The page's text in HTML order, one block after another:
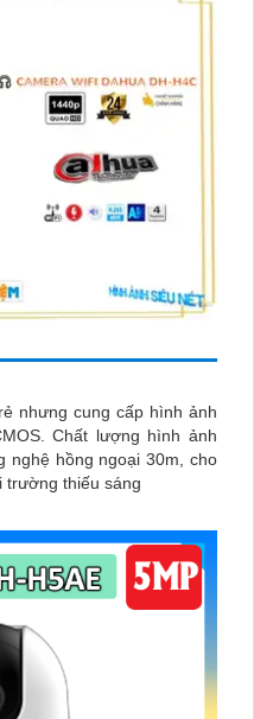
nhưng cung cấp hình ảnh
ảnh
nghệ hồng ngoại 30m, cho
trường thiếu sáng